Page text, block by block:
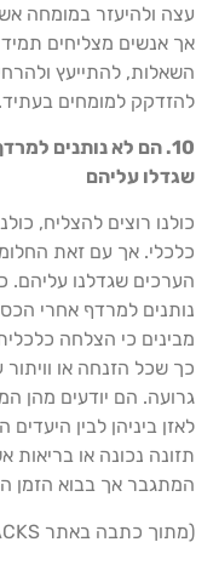
עצה ולהיעזר במומחה
אך אנשים מצליחים
השאלות, להתייעץ
להזדקק למומחים בעתיד.
10. הם לא נותנים
שגדלו עליהם
כולנו רוצים להצליח,
כלכלי. אך עם זאת
הערכים שגדלנו עליהם.
נותנים למרדף אחרי
מבינים כי הצלחה
כך שכל הזנחה או
גרועה. הם יודעים מהן
לאזן ביניהן לבין
תזונה נכונה או
המתגבר אך בבוא הזמן
(מתוך כתבה באתר LIFEHACKS)